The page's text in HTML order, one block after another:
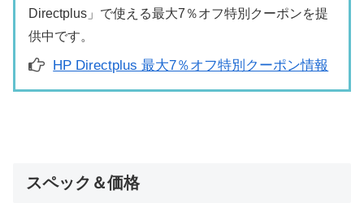
Directplus」で使える最大7％オフ特別クーポンを提
供中です。
HP Directplus 最大7％オフ特別クーポン情報
スペック＆価格